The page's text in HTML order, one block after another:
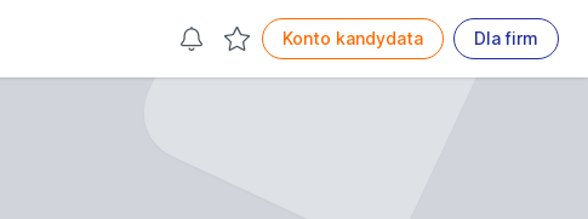
Konto kandydata Dla firm